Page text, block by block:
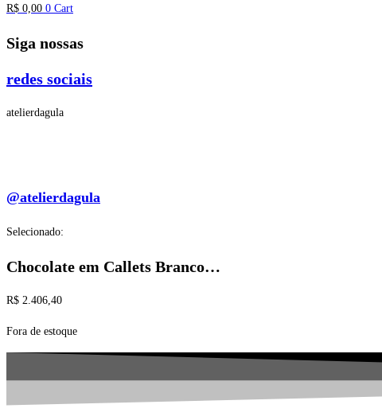
R$ 0,00 0 Cart
Siga nossas
redes sociais
atelierdagula
@atelierdagula
Selecionado:
Chocolate em Callets Branco…
R$ 2.406,40
Fora de estoque